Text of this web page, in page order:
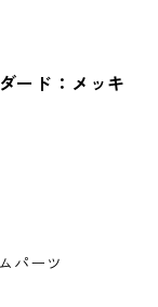
ード：メッキ
パーツ